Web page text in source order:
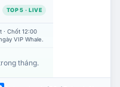
TOP 5 · LIVE
· Chốt 12:00
VIP Whale.
tháng.